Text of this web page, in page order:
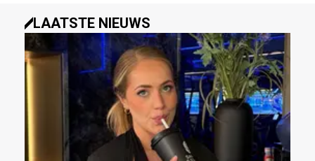
LAATSTE NIEUWS